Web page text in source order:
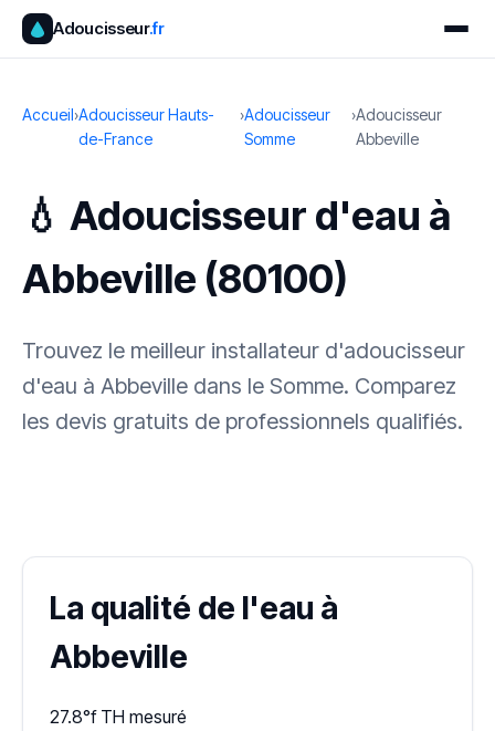
Adoucisseur.fr
Accueil›Adoucisseur Hauts-
de-France
›Adoucisseur
Somme
›Adoucisseur
Abbeville
💧 Adoucisseur d'eau à
Abbeville (80100)
Trouvez le meilleur installateur d'adoucisseur
d'eau à Abbeville dans le Somme. Comparez
les devis gratuits de professionnels qualifiés.
La qualité de l'eau à
Abbeville
27.8°f TH mesuré